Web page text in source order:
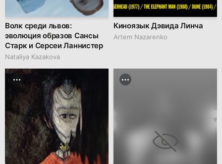
Волк среди львов:
эволюция образов Сансы
Старк и Серсеи Ланнистер
Nataliya Kazakova
Киноязык Дэвида Линча
Artem Nazarenko